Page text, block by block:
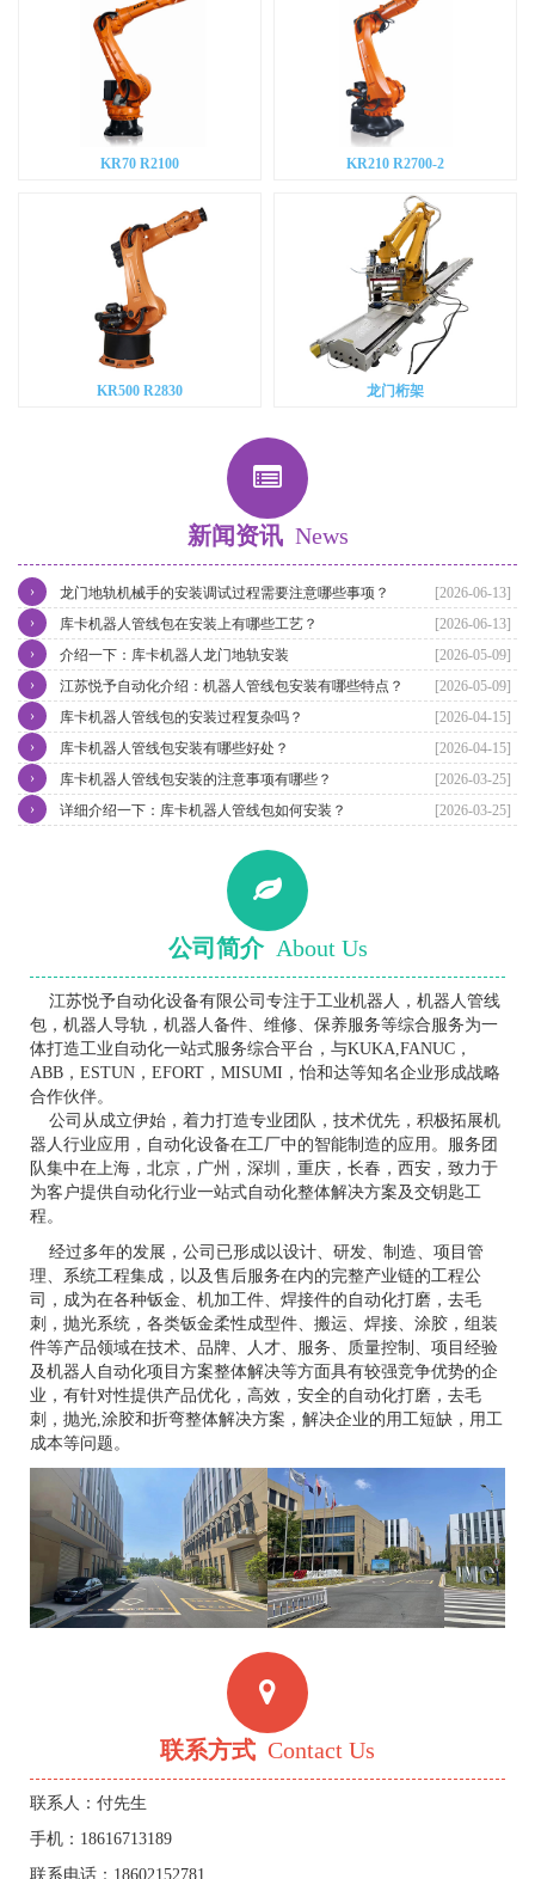
KR70 R2100 KR210 R2700-2
KR500 R2830 龙门桁架
新闻资讯 News
[2026-06-13]
龙门地轨机械手的安装调试过程需要注意哪些事项？
›
[2026-06-13]
库卡机器人管线包在安装上有哪些工艺？
›
[2026-05-09]
介绍一下：库卡机器人龙门地轨安装
›
[2026-05-09]
江苏悦予自动化介绍：机器人管线包安装有哪些特点？
›
[2026-04-15]
库卡机器人管线包的安装过程复杂吗？
›
[2026-04-15]
库卡机器人管线包安装有哪些好处？
›
[2026-03-25]
库卡机器人管线包安装的注意事项有哪些？
›
[2026-03-25]
详细介绍一下：库卡机器人管线包如何安装？
›
公司简介 About Us
江苏悦予自动化设备有限公司专注于工业机器人，机器人管线
包，机器人导轨，机器人备件、维修、保养服务等综合服务为一
体打造工业自动化一站式服务综合平台，与KUKA,FANUC，
ABB，ESTUN，EFORT，MISUMI，怡和达等知名企业形成战略
合作伙伴。
公司从成立伊始，着力打造专业团队，技术优先，积极拓展机
器人行业应用，自动化设备在工厂中的智能制造的应用。服务团
队集中在上海，北京，广州，深圳，重庆，长春，西安，致力于
为客户提供自动化行业一站式自动化整体解决方案及交钥匙工
程。
经过多年的发展，公司已形成以设计、研发、制造、项目管
理、系统工程集成，以及售后服务在内的完整产业链的工程公
司，成为在各种钣金、机加工件、焊接件的自动化打磨，去毛
刺，抛光系统，各类钣金柔性成型件、搬运、焊接、涂胶，组装
件等产品领域在技术、品牌、人才、服务、质量控制、项目经验
及机器人自动化项目方案整体解决等方面具有较强竞争优势的企
业，有针对性提供产品优化，高效，安全的自动化打磨，去毛
刺，抛光,涂胶和折弯整体解决方案，解决企业的用工短缺，用工
成本等问题。
联系方式 Contact Us
联系人：付先生
手机：18616713189
联系电话：18602152781